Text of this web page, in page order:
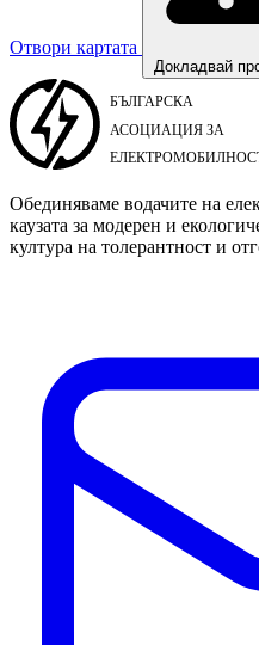
Отвори картата
Докладвай
Обединяваме водачите на
каузата за модерен и
култура на толерантност и